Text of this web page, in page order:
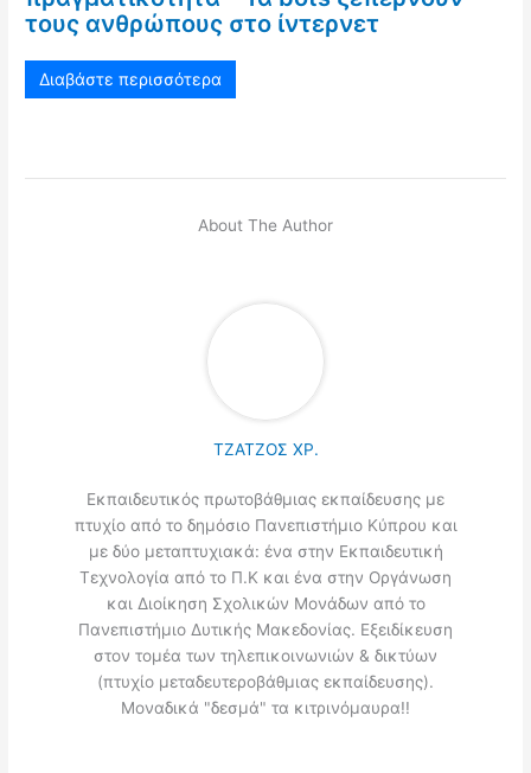
τους ανθρώπους στο ίντερνετ
Διαβάστε περισσότερα
About The Author
ΤΖΑΤΖΟΣ ΧΡ.
Εκπαιδευτικός πρωτοβάθμιας εκπαίδευσης με
πτυχίο από το δημόσιο Πανεπιστήμιο Κύπρου και
με δύο μεταπτυχιακά: ένα στην Εκπαιδευτική
Τεχνολογία από το Π.Κ και ένα στην Οργάνωση
και Διοίκηση Σχολικών Μονάδων από το
Πανεπιστήμιο Δυτικής Μακεδονίας. Εξειδίκευση
στον τομέα των τηλεπικοινωνιών & δικτύων
(πτυχίο μεταδευτεροβάθμιας εκπαίδευσης).
Μοναδικά "δεσμά" τα κιτρινόμαυρα!!